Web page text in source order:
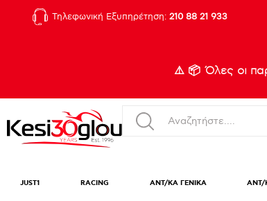
Τηλεφωνική Εξυπηρέτηση: 210 88 21 933
⚠️ 📦 Όλες οι
JUST1 RACING ΑΝΤ/ΚΑ ΓΕΝΙΚΑ ΑΝΤ/